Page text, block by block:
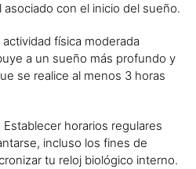
con el inicio del sueño.
actividad física moderada
a un sueño más profundo y
se realice al menos 3 horas
Establecer horarios regulares
incluso los fines de
tu reloj biológico interno.